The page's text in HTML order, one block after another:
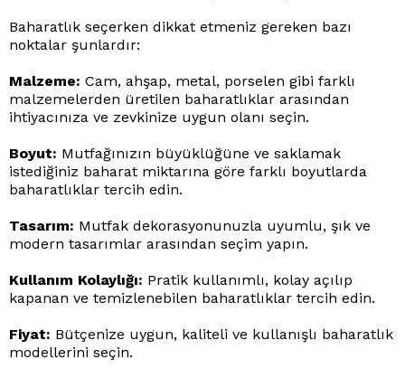
Baharatlık seçerken dikkat etmeniz gereken bazı
noktalar şunlardır:
Malzeme: Cam, ahşap, metal, porselen gibi farklı
malzemelerden üretilen baharatlıklar arasından
ihtiyacınıza ve zevkinize uygun olanı seçin.
Boyut: Mutfağınızın büyüklüğüne ve saklamak
istediğiniz baharat miktarına göre farklı boyutlarda
baharatlıklar tercih edin.
Tasarım: Mutfak dekorasyonunuzla uyumlu, şık ve
modern tasarımlar arasından seçim yapın.
Kullanım Kolaylığı: Pratik kullanımlı, kolay açılıp
kapanan ve temizlenebilen baharatlıklar tercih edin.
Fiyat: Bütçenize uygun, kaliteli ve kullanışlı baharatlık
modellerini seçin.